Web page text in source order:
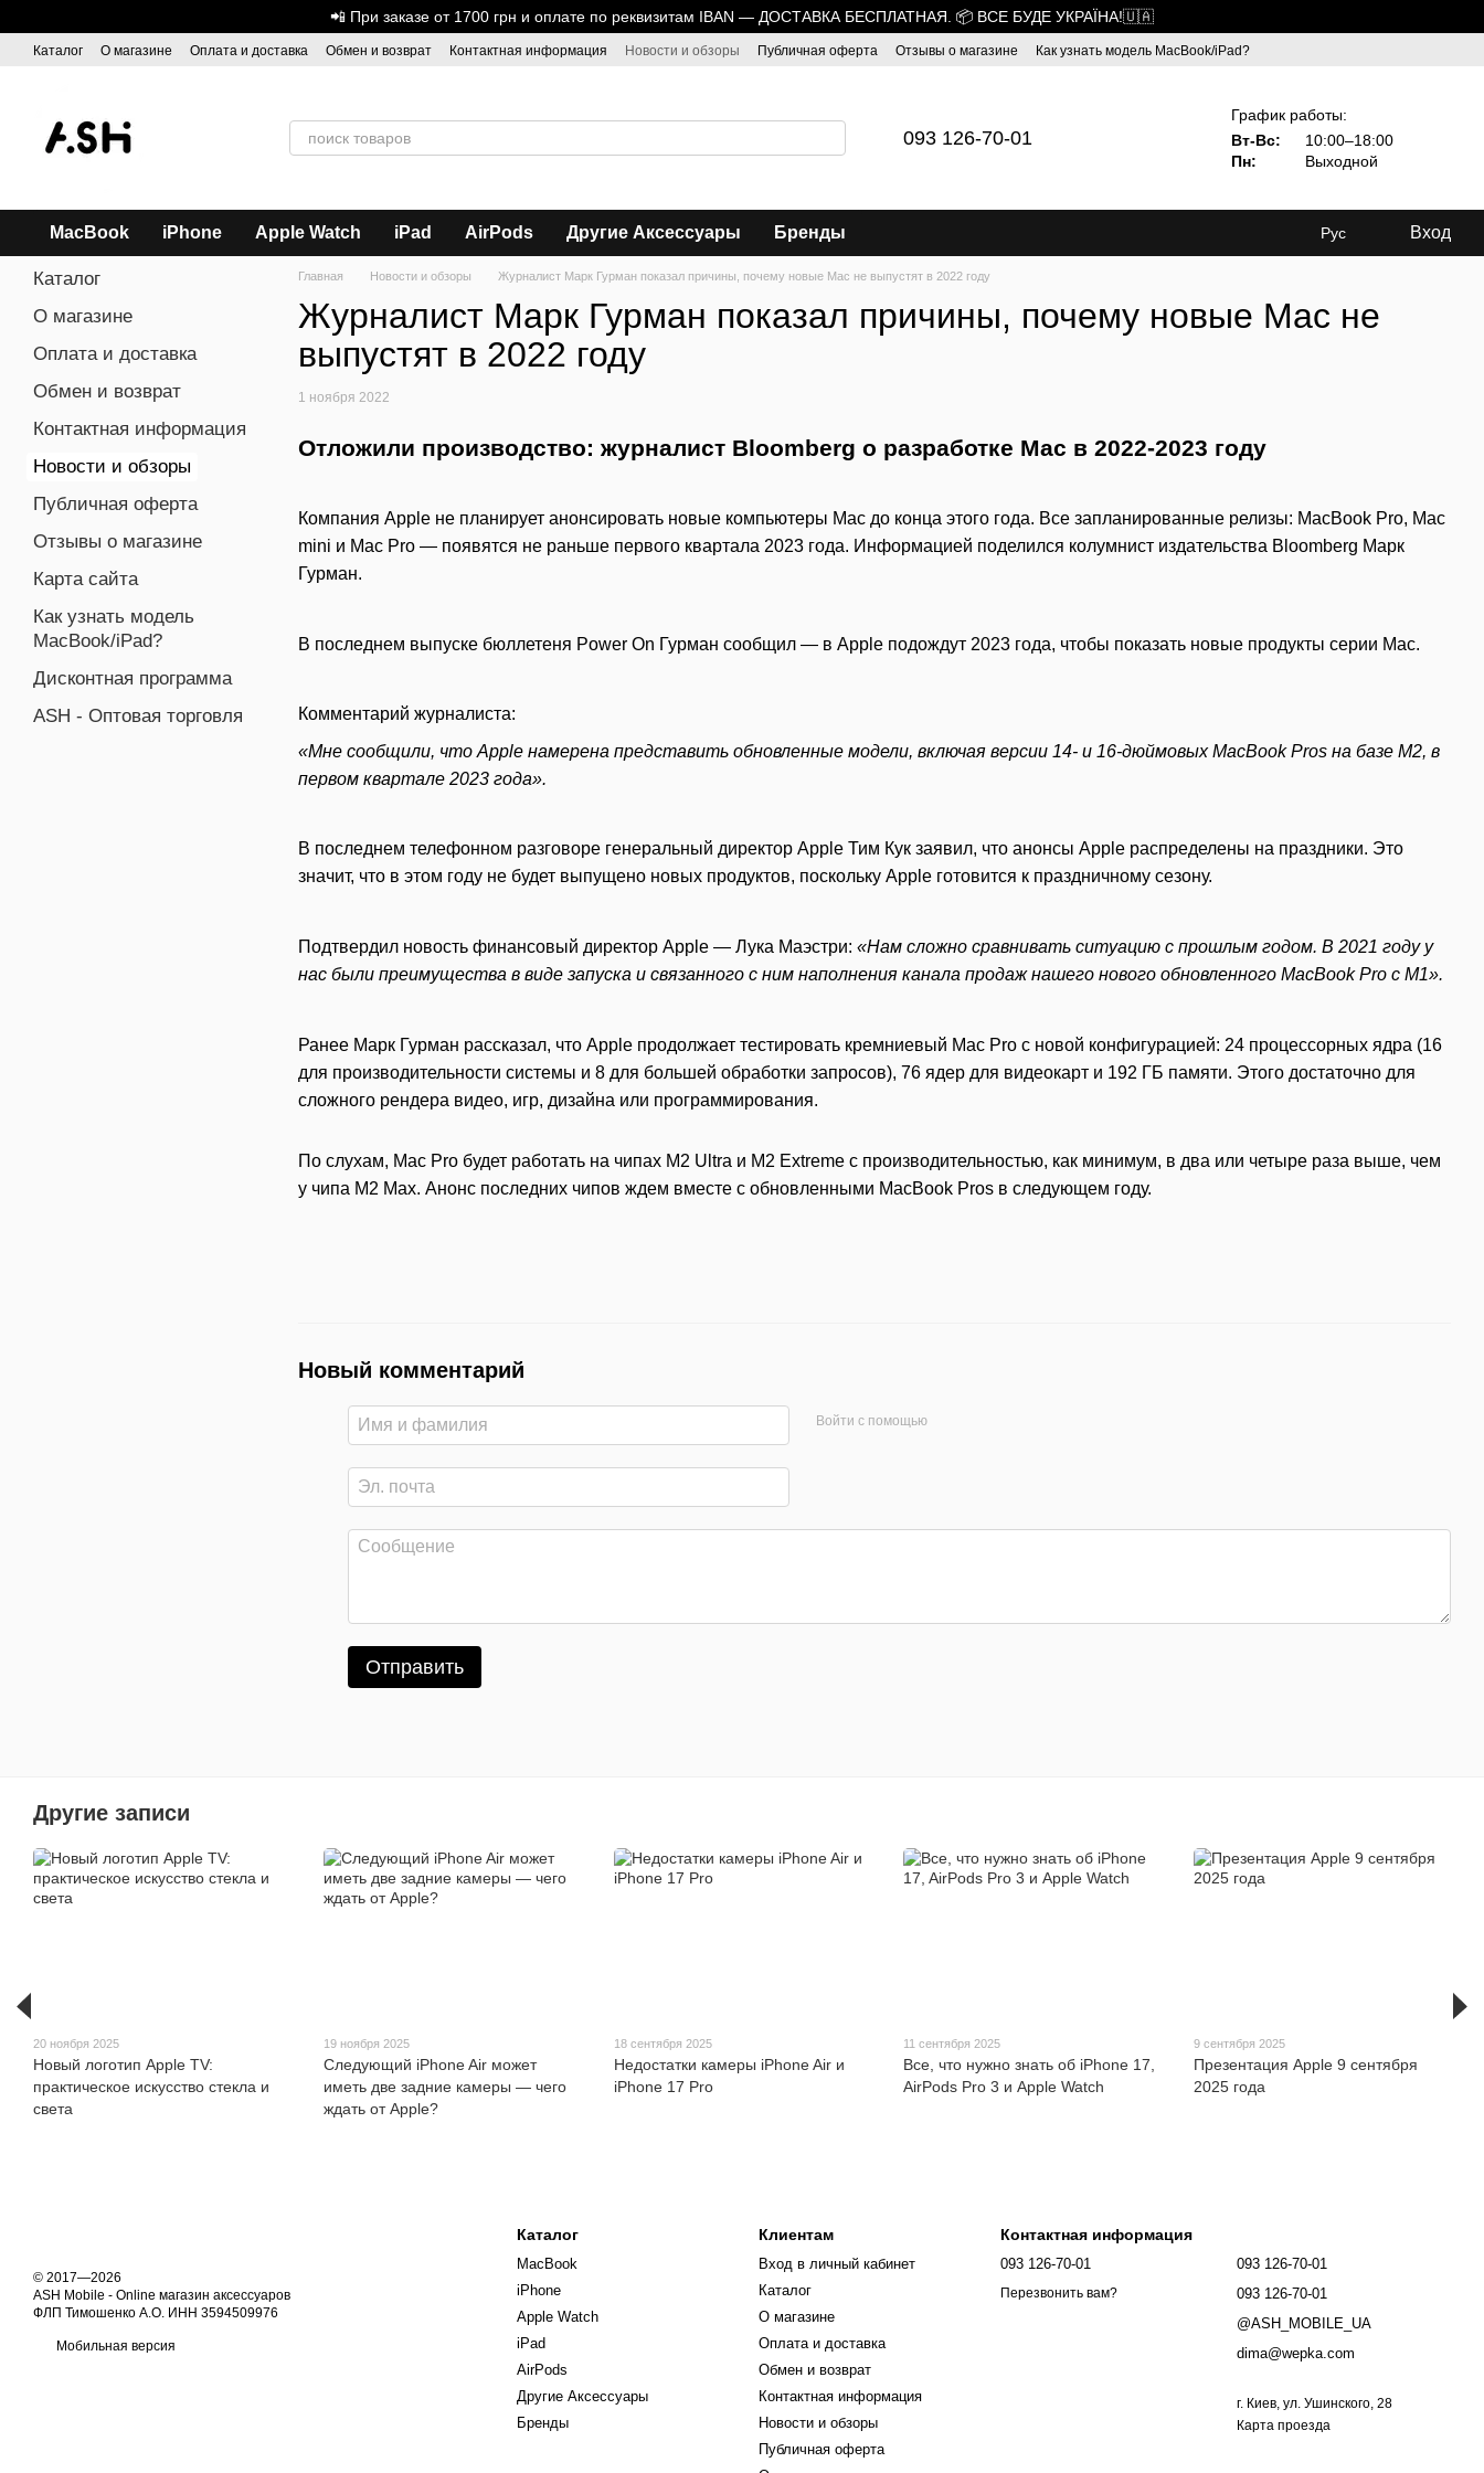
📲 При заказе от 1700 грн и оплате по реквизитам IBAN — ДОСТАВКА БЕСПЛАТНАЯ. 📦 ВСЕ БУДЕ УКРАЇНА!🇺🇦
Каталог О магазине Оплата и доставка Обмен и возврат Контактная информация Новости и обзоры Публичная оферта Отзывы о магазине
Как узнать модель MacBook/iPad?
093 126-70-01
График работы:
Вт-Вс:
10:00–18:00
Пн:
Выходной
MacBook iPhone Apple Watch iPad AirPods Другие Аксессуары Бренды Рус Вход
Главная Новости и обзоры Журналист Марк Гурман показал причины, почему новые Mac не выпустят в 2022 году
Журналист Марк Гурман показал причины, почему новые Mac не
выпустят в 2022 году
1 ноября 2022
Отложили производство: журналист Bloomberg о разработке Mac в 2022-2023 году
Компания Apple не планирует анонсировать новые компьютеры Mac до конца этого года. Все запланированные релизы: MacBook Pro, Mac
mini и Mac Pro — появятся не раньше первого квартала 2023 года. Информацией поделился колумнист издательства Bloomberg Марк
Гурман.
В последнем выпуске бюллетеня Power On Гурман сообщил — в Apple подождут 2023 года, чтобы показать новые продукты серии Mac.
Комментарий журналиста:
«Мне сообщили, что Apple намерена представить обновленные модели, включая версии 14- и 16-дюймовых MacBook Pros на базе M2, в
первом квартале 2023 года».
В последнем телефонном разговоре генеральный директор Apple Тим Кук заявил, что анонсы Apple распределены на праздники. Это
значит, что в этом году не будет выпущено новых продуктов, поскольку Apple готовится к праздничному сезону.
Подтвердил новость финансовый директор Apple — Лука Маэстри: «Нам сложно сравнивать ситуацию с прошлым годом. В 2021 году у
нас были преимущества в виде запуска и связанного с ним наполнения канала продаж нашего нового обновленного MacBook Pro с M1».
Ранее Марк Гурман рассказал, что Apple продолжает тестировать кремниевый Mac Pro с новой конфигурацией: 24 процессорных ядра (16
для производительности системы и 8 для большей обработки запросов), 76 ядер для видеокарт и 192 ГБ памяти. Этого достаточно для
сложного рендера видео, игр, дизайна или программирования.
По слухам, Mac Pro будет работать на чипах M2 Ultra и M2 Extreme с производительностью, как минимум, в два или четыре раза выше, чем
у чипа M2 Max. Анонс последних чипов ждем вместе с обновленными MacBook Pros в следующем году.
Новый комментарий
Войти с помощью
Отправить
Каталог
О магазине
Оплата и доставка
Обмен и возврат
Контактная информация
Новости и обзоры
Публичная оферта
Отзывы о магазине
Карта сайта
Как узнать модель
MacBook/iPad?
Дисконтная программа
ASH - Оптовая торговля
Другие записи
20 ноября 2025
Новый логотип Apple TV:
практическое искусство стекла и
света
19 ноября 2025
Следующий iPhone Air может
иметь две задние камеры — чего
ждать от Apple?
18 сентября 2025
Недостатки камеры iPhone Air и
iPhone 17 Pro
11 сентября 2025
Все, что нужно знать об iPhone 17,
AirPods Pro 3 и Apple Watch
9 сентября 2025
Презентация Apple 9 сентября
2025 года
© 2017—2026
ASH Mobile - Online магазин аксессуаров
ФЛП Тимошенко А.О. ИНН 3594509976
Мобильная версия
Каталог
MacBook
iPhone
Apple Watch
iPad
AirPods
Другие Аксессуары
Бренды
Клиентам
Вход в личный кабинет
Каталог
О магазине
Оплата и доставка
Обмен и возврат
Контактная информация
Новости и обзоры
Публичная оферта
Контактная информация
093 126-70-01
Перезвонить вам?
093 126-70-01
093 126-70-01
@ASH_MOBILE_UA
dima@wepka.com
г. Киев, ул. Ушинского, 28
Карта проезда